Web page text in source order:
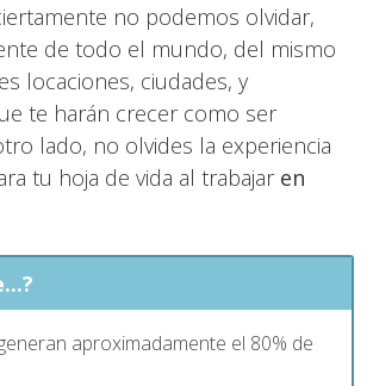
no podemos olvidar,
de todo el mundo, del mismo
locaciones, ciudades, y
te harán crecer como ser
lado, no olvides la experiencia
tu hoja de vida al trabajar en
aproximadamente el 80% de